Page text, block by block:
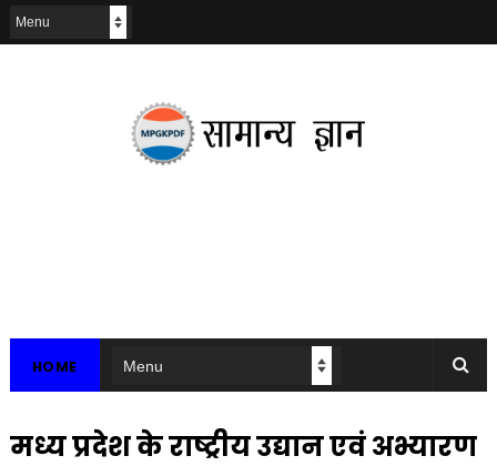
HOME
मध्य प्रदेश के राष्ट्रीय उद्यान एवं अभ्यारण